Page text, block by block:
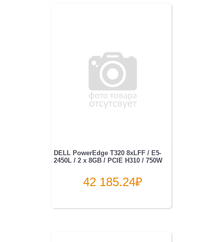
DELL PowerEdge T320 8xLFF / E5-
2450L / 2 x 8GB / PCIE H310 / 750W
42 185.24₽